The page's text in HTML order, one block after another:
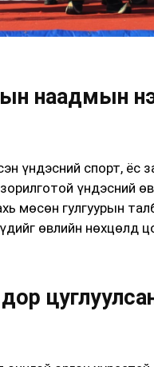
наадмын
үндэсний спорт, ёс
зорилготой үндэсний
мөсөн гулгуурын
өвлийн нөхцөлд